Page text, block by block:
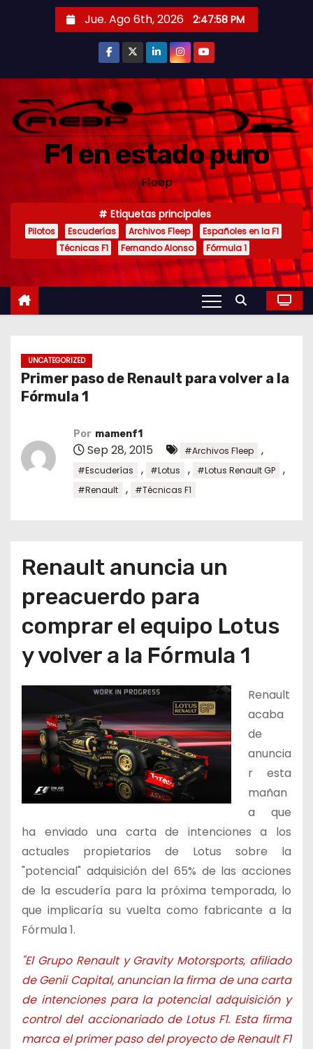
i
Jue. Ago 6th, 2026 2:48:00 PM
F1 en estado puro
F1eep
Etiquetas principales
Pilotos Escuderías Archivos F1eep
Españoles en la F1
Técnicas F1
Fernando Alonso Fórmula 1
UNCATEGORIZED
Primer paso de Renault para volver a la
Fórmula 1
Por mamenf1
Sep 28, 2015 #Archivos F1eep ,
#Escuderías , #Lotus , #Lotus Renault GP ,
#Renault , #Técnicas F1
Renault anuncia un
preacuerdo para
comprar el equipo Lotus
y volver a la Fórmula 1
Renault
acaba
de
anuncia
r esta
mañan
a que
ha enviado una carta de intenciones a los
actuales propietarios de Lotus sobre la
"potencial" adquisición del 65% de las acciones
de la escudería para la próxima temporada, lo
que implicaría su vuelta como fabricante a la
Fórmula 1.
"El Grupo Renault y Gravity Motorsports, afiliado
de Genii Capital, anuncian la firma de una carta
de intenciones para la potencial adquisición y
control del accionariado de Lotus F1. Esta firma
marca el primer paso del proyecto de Renault F1